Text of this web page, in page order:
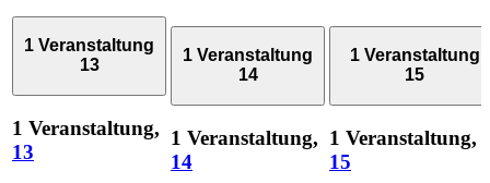
1 Veranstaltung
13
1 Veranstaltung,
13
1 Veranstaltung
14
1 Veranstaltung,
14
1 Veranstaltung
15
1 Veranstaltung,
15